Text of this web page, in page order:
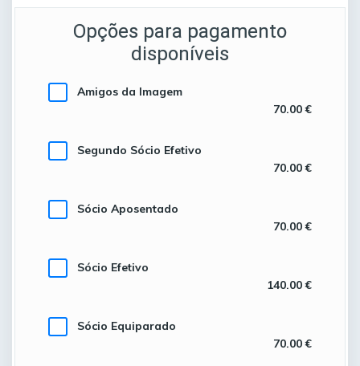
Opções para pagamento
disponíveis
Amigos da Imagem
70.00 €
Segundo Sócio Efetivo
70.00 €
Sócio Aposentado
70.00 €
Sócio Efetivo
140.00 €
Sócio Equiparado
70.00 €